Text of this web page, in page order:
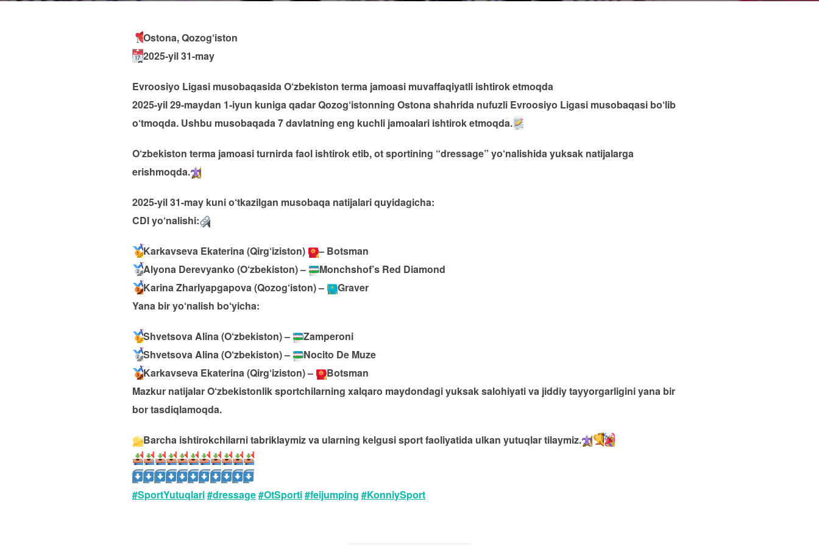
Ostona, Qozog‘iston
2025-yil 31-may
Evroosiyo Ligasi musobaqasida O‘zbekiston terma jamoasi muvaffaqiyatli ishtirok etmoqda
2025-yil 29-maydan 1-iyun kuniga qadar Qozog‘istonning Ostona shahrida nufuzli Evroosiyo Ligasi musobaqasi bo‘lib
o‘tmoqda. Ushbu musobaqada 7 davlatning eng kuchli jamoalari ishtirok etmoqda.
O‘zbekiston terma jamoasi turnirda faol ishtirok etib, ot sportining “dressage” yo‘nalishida yuksak natijalarga
erishmoqda.
2025-yil 31-may kuni o‘tkazilgan musobaqa natijalari quyidagicha:
CDI yo‘nalishi:
Karkavseva Ekaterina (Qirg‘iziston)
– Botsman
Alyona Derevyanko (O‘zbekiston) –
Monchshof’s Red Diamond
Karina Zharlyapgapova (Qozog‘iston) –
Graver
Yana bir yo‘nalish bo‘yicha:
Shvetsova Alina (O‘zbekiston) –
Zamperoni
Shvetsova Alina (O‘zbekiston) –
Nocito De Muze
Karkavseva Ekaterina (Qirg‘iziston) –
Botsman
Mazkur natijalar O‘zbekistonlik sportchilarning xalqaro maydondagi yuksak salohiyati va jiddiy tayyorgarligini yana bir
bor tasdiqlamoqda.
Barcha ishtirokchilarni tabriklaymiz va ularning kelgusi sport faoliyatida ulkan yutuqlar tilaymiz.
#SportYutuqlari#dressage#OtSporti#feijumping #KonniySport